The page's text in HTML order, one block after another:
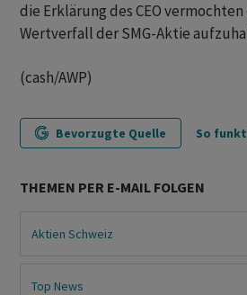
die Erklärung des CEO
Wertverfall der SMG-Aktie
(cash/AWP)
Bevorzugte Quelle So
THEMEN PER E-MAIL FOLGEN
Aktien Schweiz
Top News